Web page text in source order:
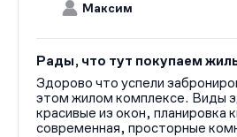
Максим
Рады, что тут покупаем
Здорово что успели
этом жилом комплексе. Виды
красивые из окон, планировка
современная, просторные